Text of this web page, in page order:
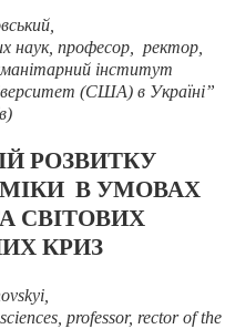
наук, професор, ректор,
інститут
(США) в Україні”
РОЗВИТКУ
В УМОВАХ
СВІТОВИХ
КРИЗ
professor, rector of the